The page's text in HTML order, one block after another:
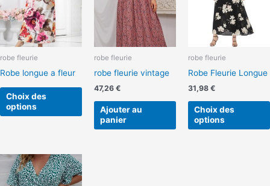
robe fleurie
Robe longue a fleur
Choix des
options
variations.
peuvent
être
choisies
sur
page
robe fleurie
robe fleurie vintage
47,26 €
Ajouter au
panier
robe fleurie
Robe Fleurie Longue
31,98 €
Choix des
options
produit